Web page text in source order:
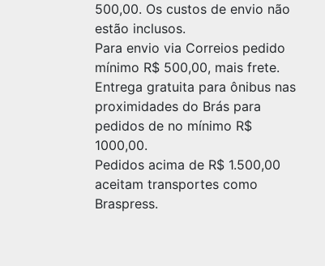
500,00. Os custos de envio não
estão inclusos.
Para envio via Correios pedido
mínimo R$ 500,00, mais frete.
Entrega gratuita para ônibus nas
proximidades do Brás para
pedidos de no mínimo R$
1000,00.
Pedidos acima de R$ 1.500,00
aceitam transportes como
Braspress.